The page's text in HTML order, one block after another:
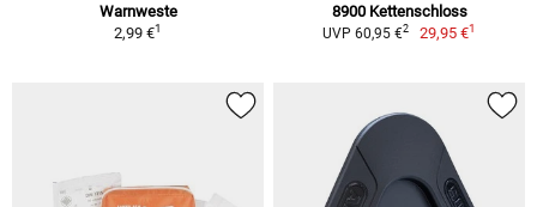
Warnweste
2,99 €1
8900 Kettenschloss
UVP 60,95 €2 29,95 €1